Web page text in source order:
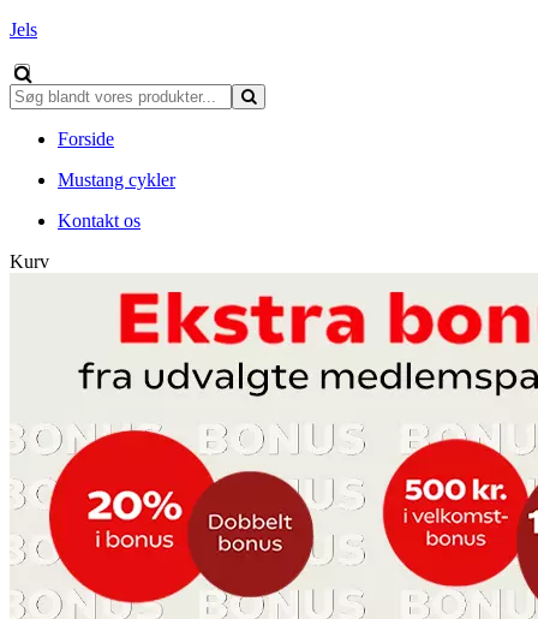
Jels
Forside
Mustang cykler
Kontakt os
Kurv